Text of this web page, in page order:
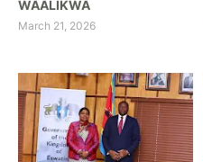
WAALIKWA
March 21, 2026